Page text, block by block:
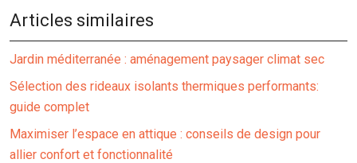
Articles similaires
Jardin méditerranée : aménagement paysager climat sec
Sélection des rideaux isolants thermiques performants:
guide complet
Maximiser l’espace en attique : conseils de design pour
allier confort et fonctionnalité